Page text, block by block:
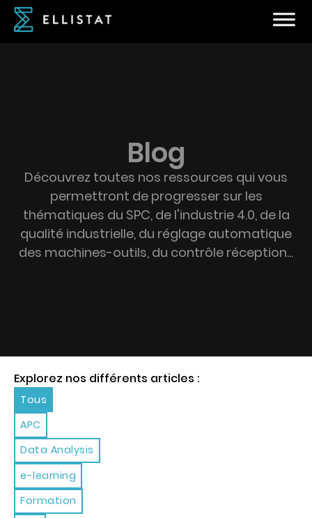
Blog
Découvrez toutes nos ressources qui vous
permettront de progresser sur les
thématiques du SPC, de l'industrie 4.0, de la
qualité industrielle, du réglage automatique
des machines-outils, du contrôle réception...
Explorez nos différents articles :
Tous
APC
Data Analysis
e-learning
Formation